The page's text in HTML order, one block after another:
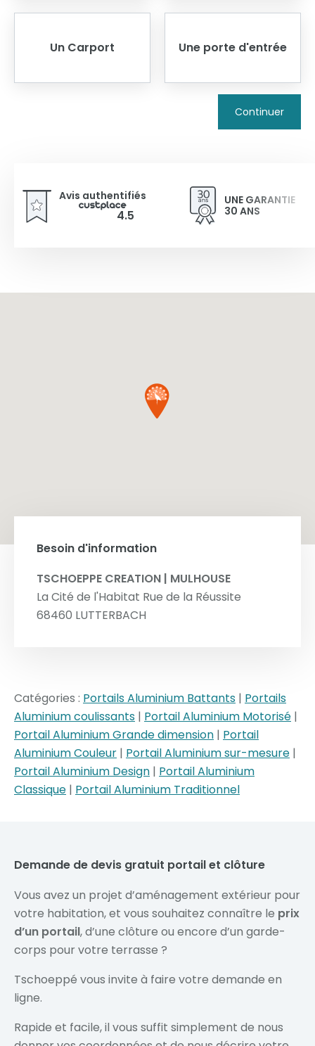
Un Carport Une porte d'entrée
Continuer
Avis authentifiés
4.5
UNE GARANTIE
30 ANS
Besoin d'information
TSCHOEPPE CREATION | MULHOUSE
La Cité de l'Habitat Rue de la Réussite
68460 LUTTERBACH
Catégories : Portails Aluminium Battants | Portails
Aluminium coulissants | Portail Aluminium Motorisé |
Portail Aluminium Grande dimension | Portail
Aluminium Couleur | Portail Aluminium sur-mesure |
Portail Aluminium Design | Portail Aluminium
Classique | Portail Aluminium Traditionnel
Demande de devis gratuit portail et clôture
Vous avez un projet d’aménagement extérieur pour
votre habitation, et vous souhaitez connaître le prix
d’un portail, d’une clôture ou encore d’un garde-
corps pour votre terrasse ?
Tschoeppé vous invite à faire votre demande en
ligne.
Rapide et facile, il vous suffit simplement de nous